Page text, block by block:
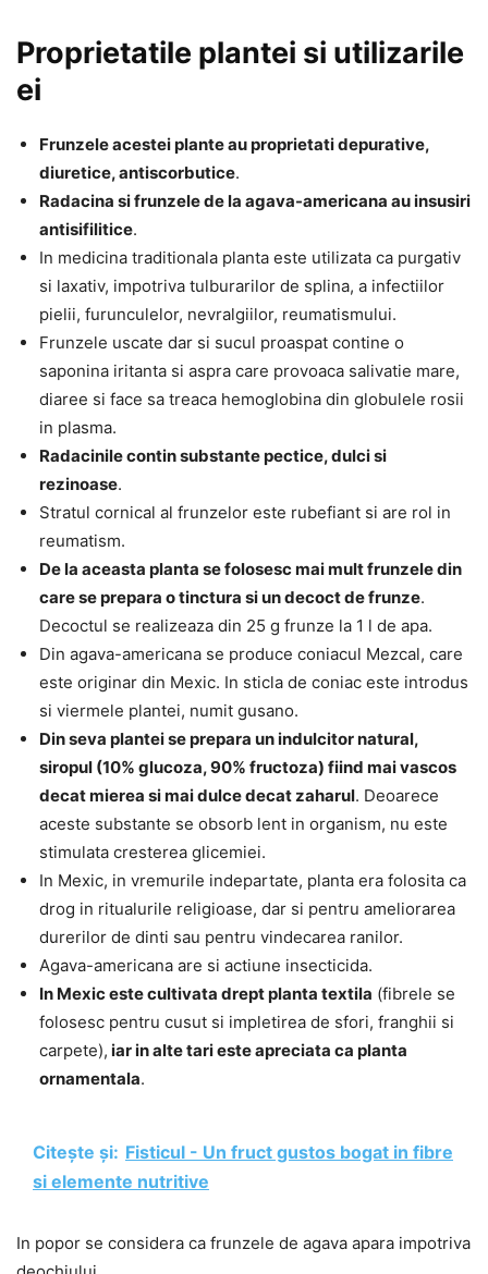
Proprietatile plantei si utilizarile
ei
Frunzele acestei plante au proprietati depurative,
diuretice, antiscorbutice.
Radacina si frunzele de la agava-americana au insusiri
antisifilitice.
In medicina traditionala planta este utilizata ca purgativ
si laxativ, impotriva tulburarilor de splina, a infectiilor
pielii, furunculelor, nevralgiilor, reumatismului.
Frunzele uscate dar si sucul proaspat contine o
saponina iritanta si aspra care provoaca salivatie mare,
diaree si face sa treaca hemoglobina din globulele rosii
in plasma.
Radacinile contin substante pectice, dulci si
rezinoase.
Stratul cornical al frunzelor este rubefiant si are rol in
reumatism.
De la aceasta planta se folosesc mai mult frunzele din
care se prepara o tinctura si un decoct de frunze.
Decoctul se realizeaza din 25 g frunze la 1 l de apa.
Din agava-americana se produce coniacul Mezcal, care
este originar din Mexic. In sticla de coniac este introdus
si viermele plantei, numit gusano.
Din seva plantei se prepara un indulcitor natural,
siropul (10% glucoza, 90% fructoza) fiind mai vascos
decat mierea si mai dulce decat zaharul. Deoarece
aceste substante se obsorb lent in organism, nu este
stimulata cresterea glicemiei.
In Mexic, in vremurile indepartate, planta era folosita ca
drog in ritualurile religioase, dar si pentru ameliorarea
durerilor de dinti sau pentru vindecarea ranilor.
Agava-americana are si actiune insecticida.
In Mexic este cultivata drept planta textila (fibrele se
folosesc pentru cusut si impletirea de sfori, franghii si
carpete), iar in alte tari este apreciata ca planta
ornamentala.
Citește și: Fisticul - Un fruct gustos bogat in fibre
si elemente nutritive
In popor se considera ca frunzele de agava apara impotriva